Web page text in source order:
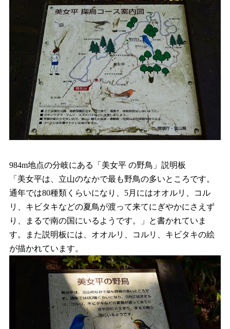
984m地点の分岐にある「美女平 の野鳥」説明板
「美女平は、立山のなかで最も野鳥の多いところです。
通年では80種類くらいになり、5月にはオオルリ、コル
リ、キビタキなどの夏鳥が渡って来てにぎやかにさえず
り、まるで南の国にいるようです。」と書かれていま
す。また説明板には、オオルリ、コルリ、キビタキの絵
が描かれています。